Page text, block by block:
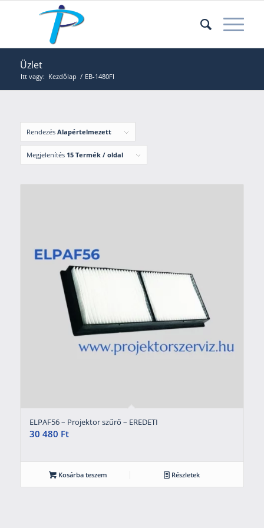
Üzlet
Itt vagy: Kezdőlap / EB-1480FI
Rendezés Alapértelmezett
Megjelenítés 15 Termék / oldal
ELPAF56 – Projektor szűrő – EREDETI
30 480 Ft
Kosárba teszem Részletek